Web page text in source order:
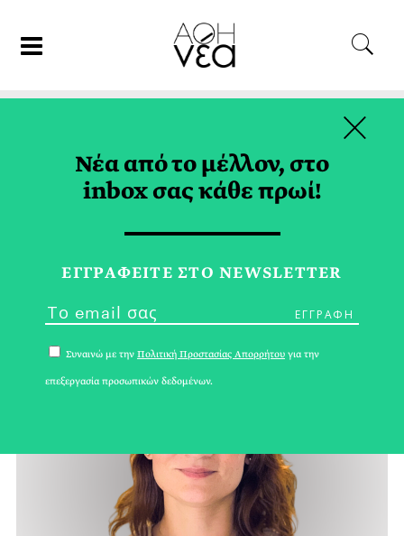
ΟΙΚΟΝΟΜΙΑ
Μίνα Μισυρλή: «Ο
Χρηματοοικονομικός
Αλφαβητισμός Αφορά τις
ΛΩΡΑ ΑΡΓΥΡΟΠΟΥΛΟΥ
Νέα από το μέλλον, στο
inbox σας κάθε πρωί!
ΕΓΓPΑΦΕΙΤΕ ΣΤΟ NEWSLETTER
Συναινώ με την Πολιτική Προστασίας Απορρήτου για την
επεξεργασία προσωπικών δεδομένων.
×